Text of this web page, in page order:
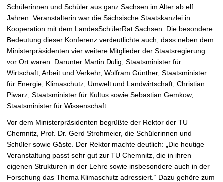
Schülerinnen und Schüler aus ganz Sachsen im Alter ab elf
Jahren. Veranstalterin war die Sächsische Staatskanzlei in
Kooperation mit dem LandesSchülerRat Sachsen. Die besondere
Bedeutung dieser Konferenz verdeutlichte auch, dass neben dem
Ministerpräsidenten vier weitere Mitglieder der Staatsregierung
vor Ort waren. Darunter Martin Dulig, Staatsminister für
Wirtschaft, Arbeit und Verkehr, Wolfram Günther, Staatsminister
für Energie, Klimaschutz, Umwelt und Landwirtschaft, Christian
Piwarz, Staatsminister für Kultus sowie Sebastian Gemkow,
Staatsminister für Wissenschaft.
Vor dem Ministerpräsidenten begrüßte der Rektor der TU
Chemnitz, Prof. Dr. Gerd Strohmeier, die Schülerinnen und
Schüler sowie Gäste. Der Rektor machte deutlich: „Die heutige
Veranstaltung passt sehr gut zur TU Chemnitz, die in ihren
eigenen Strukturen in der Lehre sowie insbesondere auch in der
Forschung das Thema Klimaschutz adressiert.“ Dazu gehöre zum